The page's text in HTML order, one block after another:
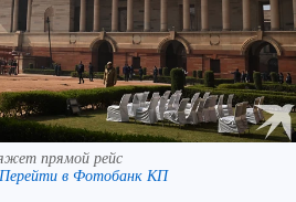
прямой рейс
Перейти в Фотобанк КП